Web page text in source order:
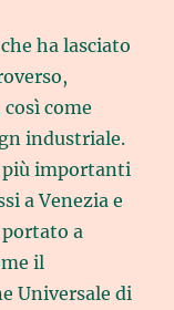
ha lasciato
come
industriale.
importanti
a Venezia e
portato a
il
Universale di